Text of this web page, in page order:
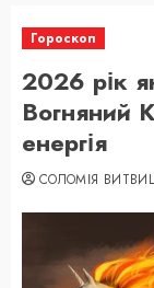
Гороскоп
2026 рік
Вогняний
енергія
СОЛОМІЯ